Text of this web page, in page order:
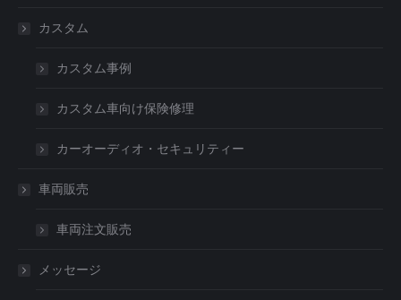
カスタム
カスタム事例
カスタム車向け保険修理
カーオーディオ・セキュリティー
車両販売
車両注文販売
メッセージ